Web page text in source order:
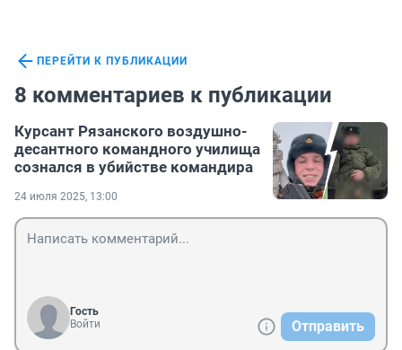
ПЕРЕЙТИ К ПУБЛИКАЦИИ
8 комментариев к публикации
Курсант Рязанского воздушно-
десантного командного училища
сознался в убийстве командира
24 июля 2025, 13:00
Гость
Войти
Отправить